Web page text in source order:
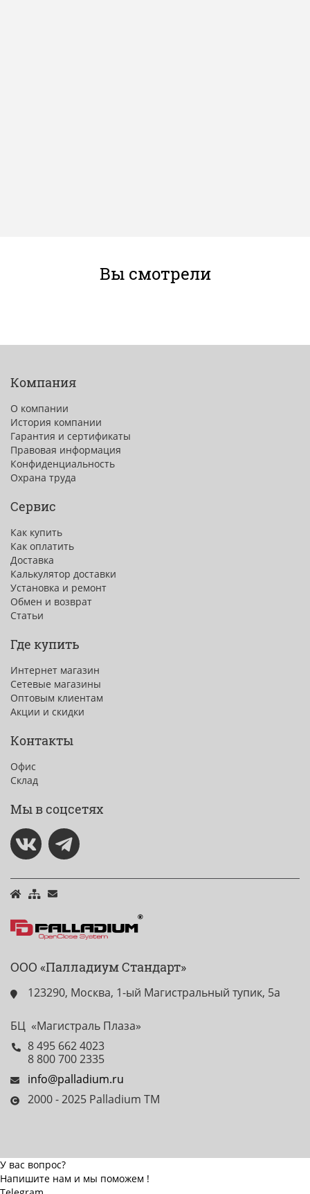
Вы смотрели
Компания
О компании
История компании
Гарантия и сертификаты
Правовая информация
Конфиденциальность
Охрана труда
Сервис
Как купить
Как оплатить
Доставка
Калькулятор доставки
Установка и ремонт
Обмен и возврат
Статьи
Где купить
Интернет магазин
Сетевые магазины
Оптовым клиентам
Акции и скидки
Контакты
Офис
Склад
Мы в соцсетях
ООО «Палладиум Стандарт»
123290, Москва, 1-ый Магистральный тупик, 5а
БЦ «Магистраль Плаза»
8 495 662 4023
8 800 700 2335
info@palladium.ru
2000 - 2025 Palladium TM
У вас вопрос?
Напишите нам и мы поможем !